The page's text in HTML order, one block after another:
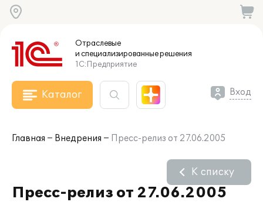
Отраслевые
и специализированныерешения
1С:Предприятие
Каталог Вход
Главная Внедрения Пресс-релиз от 27.06.2005
Пресс-релиз от 27.06.2005
К списку